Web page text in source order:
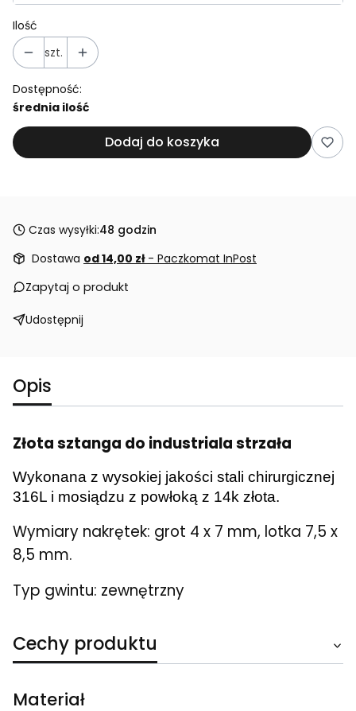
Ilość
szt.
Dostępność:
średnia ilość
Dodaj do koszyka
Czas wysyłki:48 godzin
Dostawa od 14,00 zł - Paczkomat InPost
Zapytaj o produkt
Udostępnij
Opis
Złota sztanga do industriala strzała
Wykonana z wysokiej jakości stali chirurgicznej
316L i mosiądzu z powłoką z 14k złota.
Wymiary nakrętek: grot 4 x 7 mm, lotka 7,5 x
8,5 mm.
Typ gwintu: zewnętrzny
Cechy produktu
Materiał